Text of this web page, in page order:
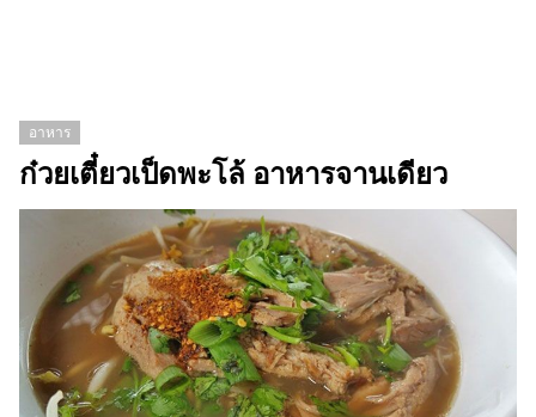
อาหาร
ก๋วยเตี๋ยวเป็ดพะโล้ อาหารจานเดียว